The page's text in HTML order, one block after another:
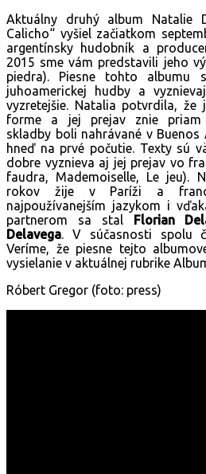
Aktuálny druhý album Natalie
Calicho“ vyšiel začiatkom
argentínsky hudobník a
2015 sme vám predstavili jeho
piedra). Piesne tohto albumu
juhoamerickej hudby a
vyzretejšie. Natalia potvrdila, že
forme a jej prejav znie priam
skladby boli nahrávané v
hneď na prvé počutie. Texty sú
dobre vyznieva aj jej prejav vo
faudra, Mademoiselle, Le jeu).
rokov žije v Paríži a
najpoužívanejším jazykom i
partnerom sa stal Florian
Delavega. V súčasnosti spolu
Veríme, že piesne tejto
vysielanie v aktuálnej rubrike
Róbert Gregor (foto: press)